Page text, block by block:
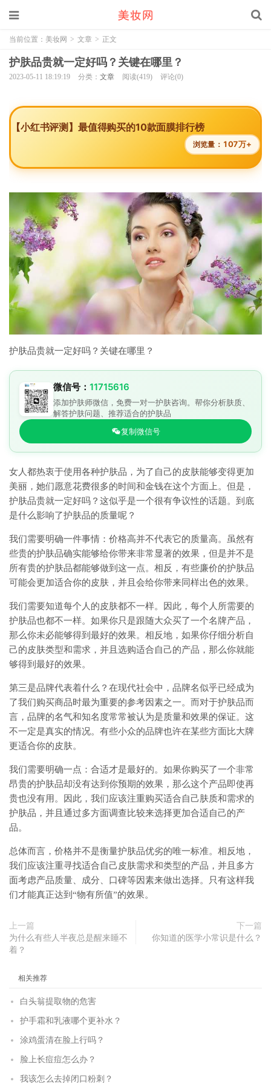
当前位置： 美妆网 > 文章 > 正文
护肤品贵就一定好吗？关键在哪里？
2023-05-11 18:19:19 分类： 文章 阅读(419) 评论(0)
【小红书评测】最值得购买的10款面膜排行榜
浏览量： 107万+
护肤品贵就一定好吗？关键在哪里？
微信号： 11715616
添加护肤师微信，免费一对一护肤咨询。帮你分析肤质、
解答护肤问题、推荐适合的护肤品
复制微信号
女人都热衷于使用各种护肤品，为了自己的皮肤能够变得更加
美丽，她们愿意花费很多的时间和金钱在这个方面上。但是，
护肤品贵就一定好吗？这似乎是一个很有争议性的话题。到底
是什么影响了护肤品的质量呢？
我们需要明确一件事情：价格高并不代表它的质量高。虽然有
些贵的护肤品确实能够给你带来非常显著的效果，但是并不是
所有贵的护肤品都能够做到这一点。相反，有些廉价的护肤品
可能会更加适合你的皮肤，并且会给你带来同样出色的效果。
我们需要知道每个人的皮肤都不一样。因此，每个人所需要的
护肤品也都不一样。如果你只是跟随大众买了一个名牌产品，
那么你未必能够得到最好的效果。相反地，如果你仔细分析自
己的皮肤类型和需求，并且选购适合自己的产品，那么你就能
够得到最好的效果。
第三是品牌代表着什么？在现代社会中，品牌名似乎已经成为
了我们购买商品时最为重要的参考因素之一。而对于护肤品而
言，品牌的名气和知名度常常被认为是质量和效果的保证。这
不一定是真实的情况。有些小众的品牌也许在某些方面比大牌
更适合你的皮肤。
我们需要明确一点：合适才是最好的。如果你购买了一个非常
昂贵的护肤品却没有达到你预期的效果，那么这个产品即使再
贵也没有用。因此，我们应该注重购买适合自己肤质和需求的
护肤品，并且通过多方面调查比较来选择更加合适自己的产
品。
总体而言，价格并不是衡量护肤品优劣的唯一标准。相反地，
我们应该注重寻找适合自己皮肤需求和类型的产品，并且多方
面考虑产品质量、成分、口碑等因素来做出选择。只有这样我
们才能真正达到“物有所值”的效果。
上一篇
为什么有些人半夜总是醒来睡不
着？
下一篇
你知道的医学小常识是什么？
相关推荐
白头翁提取物的危害
护手霜和乳液哪个更补水？
涂鸡蛋清在脸上行吗？
脸上长痘痘怎么办？
我该怎么去掉闭口粉刺？